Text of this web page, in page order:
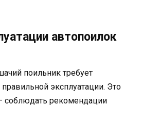
автопоилок
поильник требует
правильной эксплуатации. Это
соблюдать рекомендации